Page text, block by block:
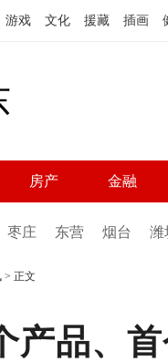
游戏 文化 援藏 插画
房产 金融
枣庄 东营 烟台 潍
> 正文
产品、